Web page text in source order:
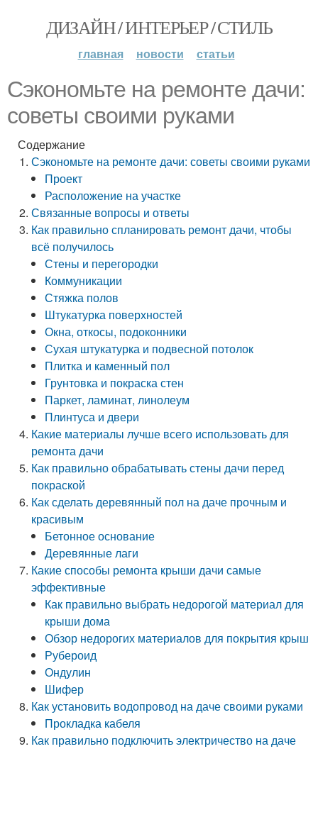
ДИЗАЙН / ИНТЕРЬЕР / СТИЛЬ
главная новости статьи
Сэкономьте на ремонте дачи:
советы своими руками
Содержание
Сэкономьте на ремонте дачи: советы своими руками
Проект
Расположение на участке
Связанные вопросы и ответы
Как правильно спланировать ремонт дачи, чтобы
всё получилось
Стены и перегородки
Коммуникации
Стяжка полов
Штукатурка поверхностей
Окна, откосы, подоконники
Сухая штукатурка и подвесной потолок
Плитка и каменный пол
Грунтовка и покраска стен
Паркет, ламинат, линолеум
Плинтуса и двери
Какие материалы лучше всего использовать для
ремонта дачи
Как правильно обрабатывать стены дачи перед
покраской
Как сделать деревянный пол на даче прочным и
красивым
Бетонное основание
Деревянные лаги
Какие способы ремонта крыши дачи самые
эффективные
Как правильно выбрать недорогой материал для
крыши дома
Обзор недорогих материалов для покрытия крыш
Рубероид
Ондулин
Шифер
Как установить водопровод на даче своими руками
Прокладка кабеля
Как правильно подключить электричество на даче